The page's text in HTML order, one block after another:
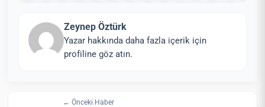
Zeynep Öztürk
Yazar hakkında daha fazla içerik için
profiline göz atın.
← Önceki Haber